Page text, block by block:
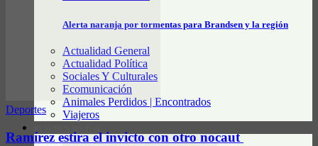
Alerta naranja por tormentas para Brandsen y la región
Actualidad General
Actualidad Política
Sociales Y Culturales
Ecomunicación
Animales Perdidos | Encontrados
Viajeros
Deportes
Ramírez estira el invicto con otro nocaut